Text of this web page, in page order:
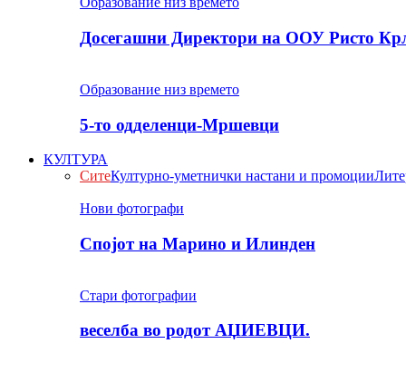
Досегашни Директори на ООУ Ристо
Образование низ времето
5-то одделенци-Мршевци
КУЛТУРА
СитеКултурно-уметнички настани и промоции
Нови фотографи
Спојот на Марино и Илинден
Стари фотографии
веселба во родот АЏИЕВЦИ.